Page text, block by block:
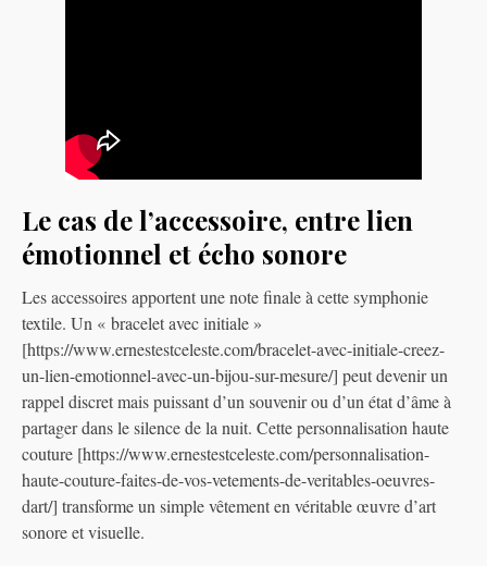
Le cas de l’accessoire, entre lien
émotionnel et écho sonore
Les accessoires apportent une note finale à cette symphonie
textile. Un « bracelet avec initiale »
[https://www.ernestestceleste.com/bracelet-avec-initiale-creez-
un-lien-emotionnel-avec-un-bijou-sur-mesure/] peut devenir un
rappel discret mais puissant d’un souvenir ou d’un état d’âme à
partager dans le silence de la nuit. Cette personnalisation haute
couture [https://www.ernestestceleste.com/personnalisation-
haute-couture-faites-de-vos-vetements-de-veritables-oeuvres-
dart/] transforme un simple vêtement en véritable œuvre d’art
sonore et visuelle.